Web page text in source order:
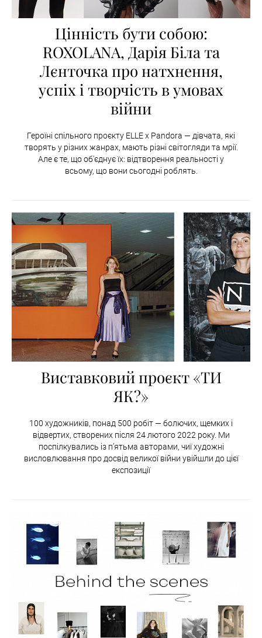
Цінність бути собою:
ROXOLANA, Дарія Біла та
Лєнточка про натхнення,
успіх і творчість в умовах
війни
Героїні спільного проєкту ELLE x Pandora — дівчата, які
творять у різних жанрах, мають різні світогляди та мрії.
Але є те, що об'єднує їх: відтворення реальності у
всьому, що вони сьогодні роблять.
Виставковий проєкт «ТИ
ЯК?»
100 художників, понад 500 робіт — болючих, щемких і
відвертих, створених після 24 лютого 2022 року. Ми
поспілкувались із п’ятьма авторами, чиї‌ художні
висловлювання про досвід великої‌ війни увійшли до цієї
експозиції